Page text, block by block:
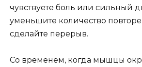
чувствуете боль или сильный
уменьшите количество
сделайте перерыв.
Со временем, когда мышцы